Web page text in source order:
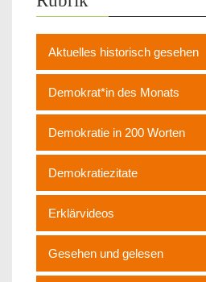
Aktuelles historisch gesehen
Demokrat*in des Monats
Demokratie in 200 Worten
Demokratiezitate
Erklärvideos
Gesehen und gelesen